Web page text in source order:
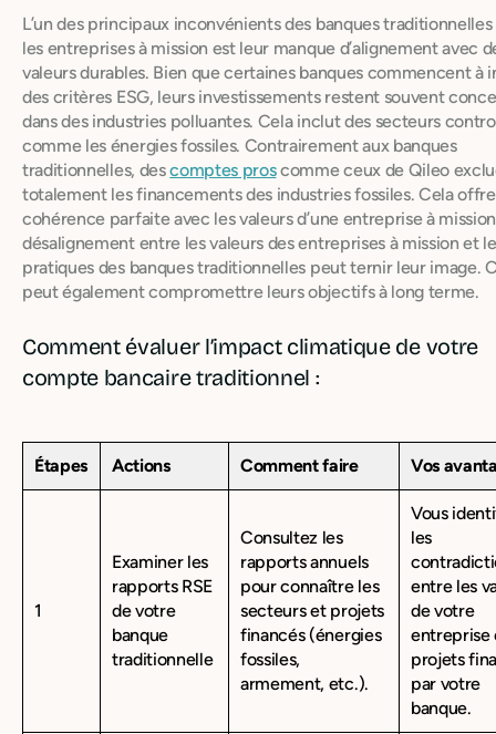
L’un des principaux inconvénients des banques
les entreprises à mission est leur manque d’alignement avec
valeurs durables. Bien que certaines banques commencent à
des critères ESG, leurs investissements restent souvent
dans des industries polluantes. Cela inclut des secteurs
comme les énergies fossiles. Contrairement aux banques
traditionnelles, descomptes proscomme ceux de Qileo
totalement les financements des industries fossiles. Cela
cohérence parfaite avec les valeurs d’une entreprise à
désalignement entre les valeurs des entreprises à mission et
pratiques des banques traditionnelles peut ternir leur image.
peut également compromettre leurs objectifs à long terme.
Comment évaluer l’impact climatique de votre
compte bancaire traditionnel :
Étapes Actions Comment faire Vos
1
Examiner les
rapports RSE
de votre
banque
traditionnelle
Consultez les
rapports annuels
pour connaître les
secteurs et projets
financés (énergies
fossiles,
armement, etc.).
Vous
les
entre les
de votre
entreprise
projets
par votre
banque.